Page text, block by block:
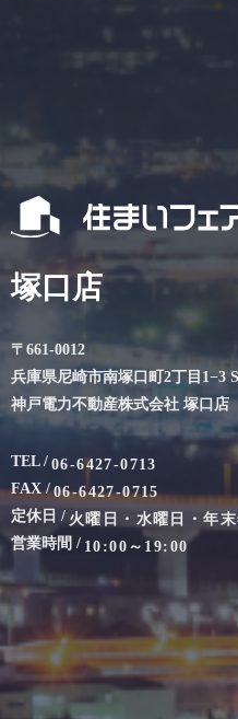
塚口店
〒661-0012
兵庫県尼崎市南塚口町2丁目1−3
神戸電力不動産株式会社 塚口店
TEL / 06-6427-0713
FAX / 06-6427-0715
定休日 / 火曜日・水曜日・年
営業時間 / 10:00～19:00